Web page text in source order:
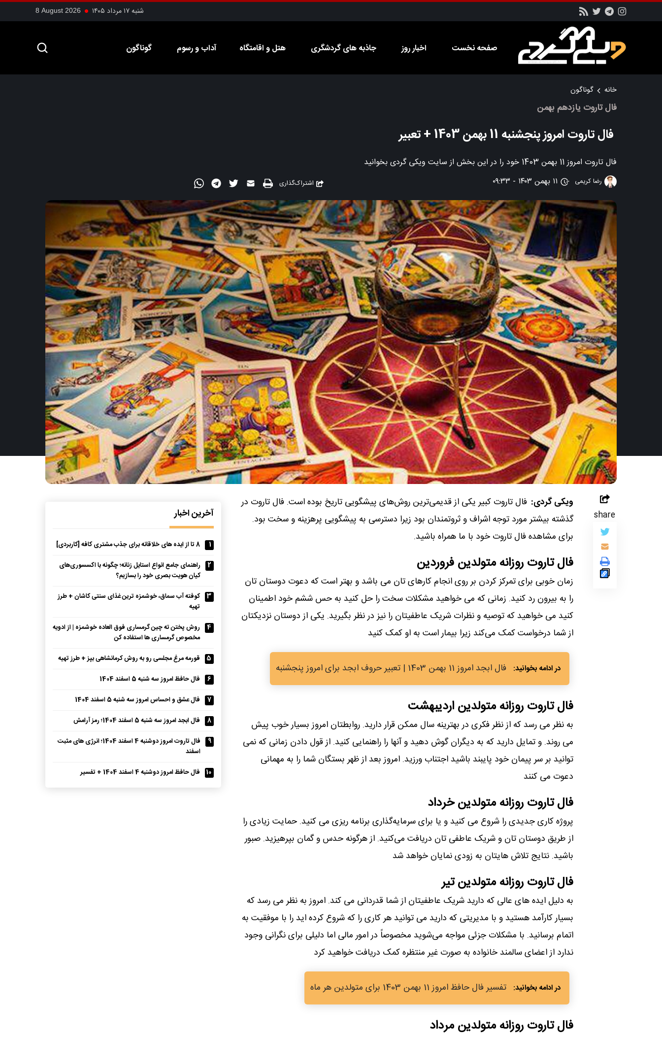
شنبه ۱۷ مرداد ۱۴۰۵ 8 August 2026
صفحه نخست اخبار روز جاذبه های گردشگری هتل و اقامتگاه آداب و رسوم گوناگون
خانه گوناگون
فال تاروت یازدهم بهمن
فال تاروت امروز پنجشنبه 11 بهمن 1403 + تعبیر
فال تاروت امروز 11 بهمن 1403 خود را در این بخش از سایت ویکی گردی بخوانید
اشتراک‌گذاری رضا کریمی ۱۱ بهمن ۱۴۰۳ - ۰۹:۳۳
ویکی گردی: فال تاروت کبیر یکی از قدیمی‌ترین روش‌های پیشگویی تاریخ بوده است. فال تاروت در
گذشته بیشتر مورد توجه اشراف و ثروتمندان بود زیرا دسترسی به پیشگویی پرهزینه و سخت بود.
برای مشاهده فال تاروت خود با ما همراه باشید.
فال تاروت روزانه متولدین فروردین
زمان خوبی برای تمرکز کردن بر روی انجام کارهای تان می باشد و بهتر است که دعوت دوستان تان
را به بیرون رد کنید. زمانی که می خواهید مشکلات سخت را حل کنید به حس ششم خود اطمینان
کنید می خواهید که توصیه و نظرات شریک عاطفیتان را نیز در نظر بگیرید. یکی از دوستان نزدیکتان
از شما درخواست کمک می‌کند زیرا بیمار است به او کمک کنید
فال ابجد امروز 11 بهمن 1403 | تعبیر حروف ابجد برای امروز پنجشنبه
فال تاروت روزانه متولدین اردیبهشت
به نظر می رسد که از نظر فکری در بهترینه سال ممکن قرار دارید. روابطتان امروز بسیار خوب پیش
می روند. و تمایل دارید که به دیگران گوش دهید و آنها را راهنمایی کنید. از قول دادن زمانی که نمی
توانید بر سر پیمان خود پایبند باشید اجتناب ورزید. امروز بعد از ظهر بستگان شما را به مهمانی
دعوت می کنند
فال تاروت روزانه متولدین خرداد
پروژه کاری جدیدی را شروع می کنید و یا برای سرمایه‌گذاری برنامه ریزی می کنید. حمایت زیادی را
از طریق دوستان تان و شریک عاطفی تان دریافت می‌کنید. از هرگونه حدس و گمان بپرهیزید. صبور
باشید. نتایج تلاش هایتان به زودی نمایان خواهد شد
فال تاروت روزانه متولدین تیر
به دلیل ایده های عالی که دارید شریک عاطفیتان از شما قدردانی می کند. امروز به نظر می رسد که
بسیار کارآمد هستید و با مدیریتی که دارید می توانید هر کاری را که شروع کرده اید را با موفقیت به
اتمام برسانید. با مشکلات جزئی مواجه می‌شوید مخصوصاً در امور مالی اما دلیلی برای نگرانی وجود
ندارد از اعضای سالمند خانواده به صورت غیر منتظره کمک دریافت خواهید کرد
تفسیر فال حافظ امروز 11 بهمن 1403 برای متولدین هر ماه
فال تاروت روزانه متولدین مرداد
آخرین اخبار
1
8 تا از ایده های خلاقانه برای جذب مشتری کافه [کاربردی]
2
راهنمای جامع انواع استایل زنانه؛ چگونه با اکسسوری‌های
کیان هویت بصری خود را بسازیم؟
3
کوفته آب سماق، خوشمزه ترین غذای سنتی کاشان + طرز
تهیه
4
روش پختن ته چین گرمساری فوق العاده خوشمزه | از ادویه
مخصوص گرمساری ها استفاده کن
5
قورمه مرغ مجلسی رو به روش کرمانشاهی بپز + طرز تهیه
6
فال حافظ امروز سه شنبه 5 اسفند 1404
7
فال عشق و احساس امروز سه شنبه 5 اسفند 1404
8
فال ابجد امروز سه شنبه 5 اسفند 1404؛ رمز آرامش
9
فال تاروت امروز دوشنبه 4 اسفند 1404؛ انرژی های مثبت
اسفند
10
فال حافظ امروز دوشنبه 4 اسفند 1404 + تفسیر
share